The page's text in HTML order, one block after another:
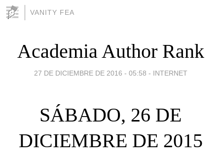
VANITY FEA
Academia Author Rank
27 DE DICIEMBRE DE 2016 - 05:58 - INTERNET
SÁBADO, 26 DE
DICIEMBRE DE 2015